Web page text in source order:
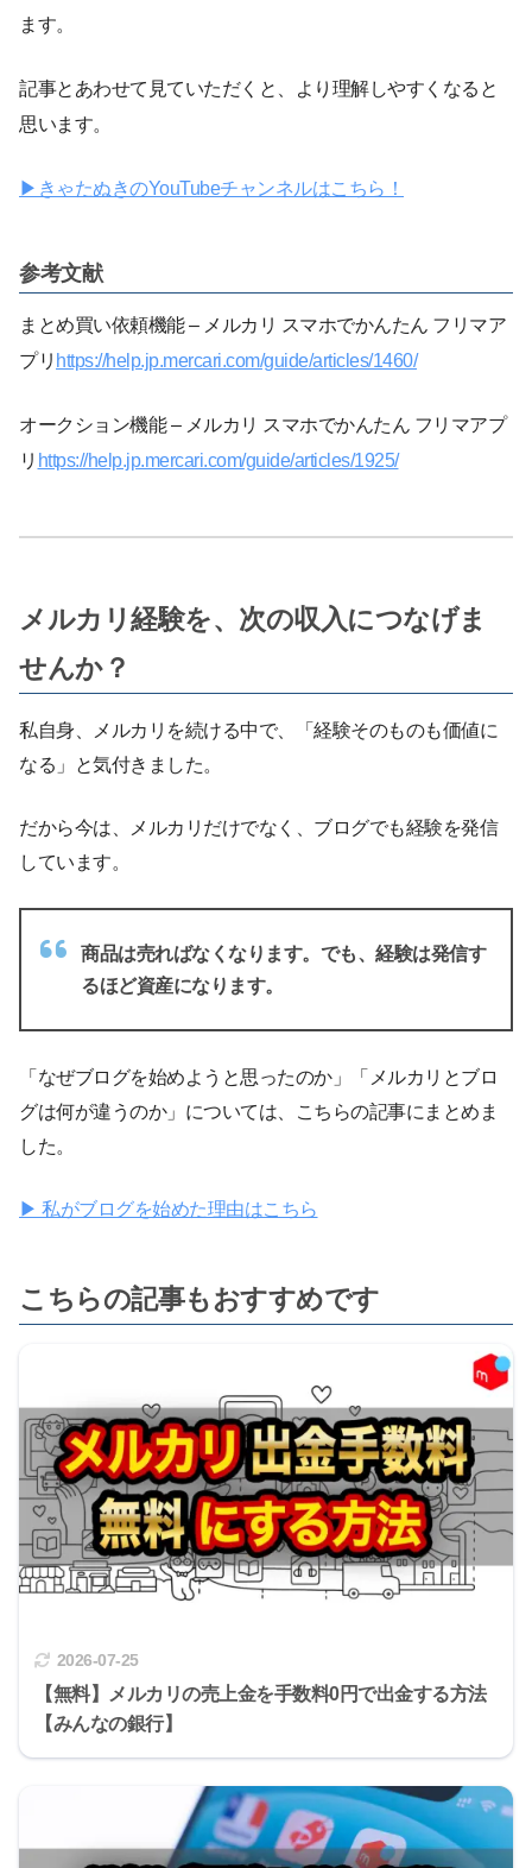
ます。
記事とあわせて見ていただくと、より理解しやすくなると
思います。
▶︎きゃたぬきのYouTubeチャンネルはこちら！
参考文献
まとめ買い依頼機能 – メルカリ スマホでかんたん フリマア
プリ https://help.jp.mercari.com/guide/articles/1460/
オークション機能 – メルカリ スマホでかんたん フリマアプ
リ https://help.jp.mercari.com/guide/articles/1925/
メルカリ経験を、次の収入につなげま
せんか？
私自身、メルカリを続ける中で、「経験そのものも価値に
なる」と気付きました。
だから今は、メルカリだけでなく、ブログでも経験を発信
しています。
商品は売ればなくなります。でも、経験は発信す
るほど資産になります。
「なぜブログを始めようと思ったのか」「メルカリとブロ
グは何が違うのか」については、こちらの記事にまとめま
した。
▶ 私がブログを始めた理由はこちら
こちらの記事もおすすめです
2026-07-25
【無料】メルカリの売上金を手数料0円で出金する方法
【みんなの銀行】